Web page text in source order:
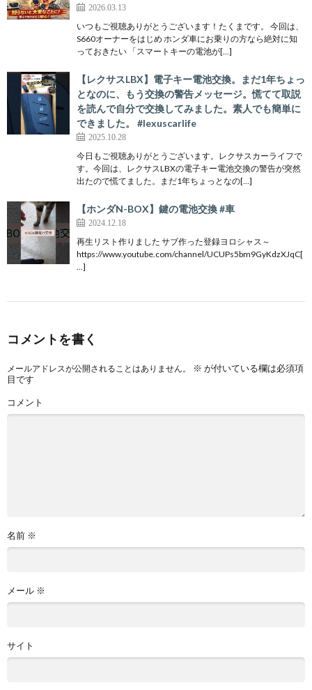
2026.03.13
いつもご視聴ありがとうございます！たくまです。 今回は、
S660オーナーをはじめ ホンダ車にお乗りの方なら絶対に知
っておきたい 「スマートキーの電池が[…]
【レクサスLBX】電子キー電池交換。まだ1年ちょっ
となのに、もう交換の警告メッセージ。慌てて取説
を読んで自分で交換してみました。素人でも簡単に
できました。 #lexuscarlife
2025.10.28
今日もご視聴ありがとうございます。レクサスカーライフで
す。今回は、レクサスLBXの電子キー電池交換の警告が突然
出たので慌てました。まだ1年ちょっとなの[…]
【ホンダN-BOX】鍵の電池交換 #車
2024.12.18
再生リスト作りました サブ作った登録ヨロシャス～
https://www.youtube.com/channel/UCUPs5bm9GyKdzXJqC[
…]
コメントを書く
メールアドレスが公開されることはありません。 ※ が付いている欄は必須項
目です
コメント
名前 ※
メール ※
サイト